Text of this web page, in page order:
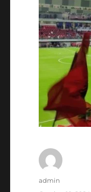
Author
admin